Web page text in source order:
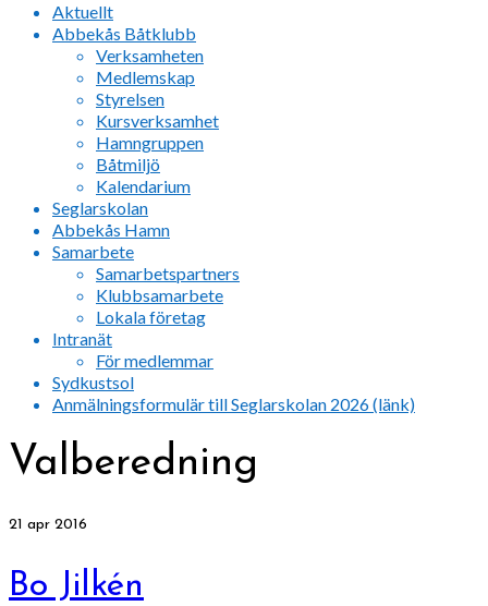
Aktuellt
Abbekås Båtklubb
Verksamheten
Medlemskap
Styrelsen
Kursverksamhet
Hamngruppen
Båtmiljö
Kalendarium
Seglarskolan
Abbekås Hamn
Samarbete
Samarbetspartners
Klubbsamarbete
Lokala företag
Intranät
För medlemmar
Sydkustsol
Anmälningsformulär till Seglarskolan 2026 (länk)
Valberedning
21 apr 2016
Bo Jilkén